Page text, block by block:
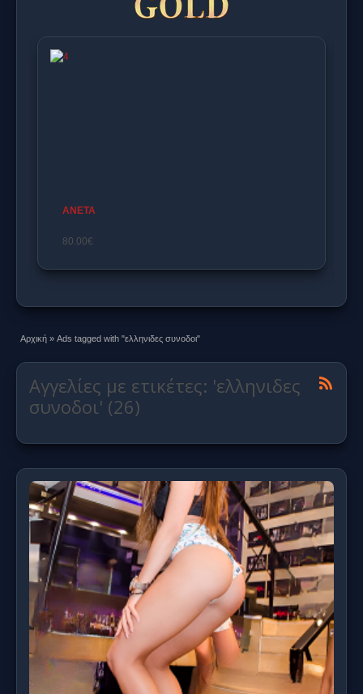
ELENA AS
160.00€
Αρχική » Ads tagged with "ελληνιδες συνοδοι"
Αγγελίες με ετικέτες: 'ελληνιδες
συνοδοι' (26)